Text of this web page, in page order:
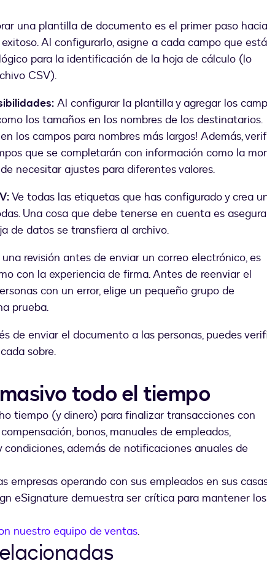
una plantilla de documento es el primer paso
Al configurarlo, asigne a cada campo que
para la identificación de la hoja de cálculo (lo
CSV).
Al configurar la plantilla y agregar los
los tamaños en los nombres de los destinatarios.
los campos para nombres más largos! Además,
que se completarán con información como la
necesitar ajustes para diferentes valores.
Ve todas las etiquetas que has configurado y crea
Una cosa que debe tenerse en cuenta es
de datos se transfiera al archivo.
revisión antes de enviar un correo electrónico, es
con la experiencia de firma. Antes de reenviar el
con un error, elige un pequeño grupo de
prueba.
de enviar el documento a las personas, puedes
sobre.
todo el tiempo
tiempo (y dinero) para finalizar transacciones con
bonos, manuales de empleados,
además de notificaciones anuales de
empresas operando con sus empleados en sus
eSignature demuestra ser crítica para mantener los
nuestro equipo de ventas.